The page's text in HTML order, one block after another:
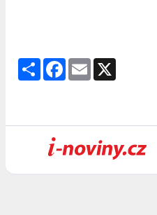
Share Facebook
Email